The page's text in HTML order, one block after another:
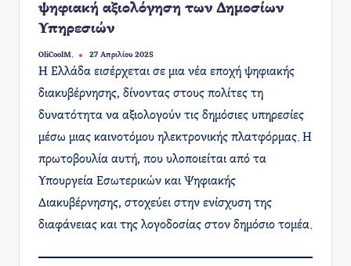
ψηφιακή αξιολόγηση των Δημοσίων
Υπηρεσιών
Συγγραφέας:
OliCoolM. 27 Απριλίου 2025
​Η Ελλάδα εισέρχεται σε μια νέα εποχή ψηφιακής
διακυβέρνησης, δίνοντας στους πολίτες τη
δυνατότητα να αξιολογούν τις δημόσιες υπηρεσίες
μέσω μιας καινοτόμου ηλεκτρονικής πλατφόρμας. Η
πρωτοβουλία αυτή, που υλοποιείται από τα
Υπουργεία Εσωτερικών και Ψηφιακής
Διακυβέρνησης, στοχεύει στην ενίσχυση της
διαφάνειας και της λογοδοσίας στον δημόσιο τομέα.​